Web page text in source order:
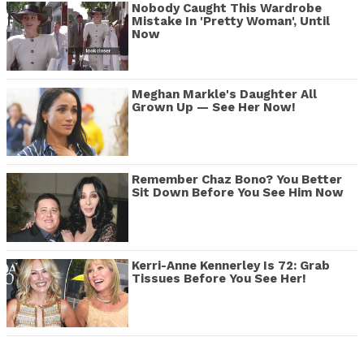
Nobody Caught This Wardrobe
Mistake In 'Pretty Woman', Until
Now
Meghan Markle's Daughter All
Grown Up — See Her Now!
Remember Chaz Bono? You Better
Sit Down Before You See Him Now
Kerri-Anne Kennerley Is 72: Grab
Tissues Before You See Her!